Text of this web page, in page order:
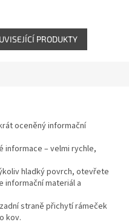
dodání...
PRODUKTY
oceněný informační
informace – velmi rychle,
hladký povrch, otevřete
informační materiál a
straně přichytí rámeček
kov.